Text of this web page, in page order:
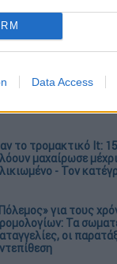
Data Access
».
με AI
το τρομακτικό It:
μαχαίρωσε
- Τον
για τους
Τα
οι